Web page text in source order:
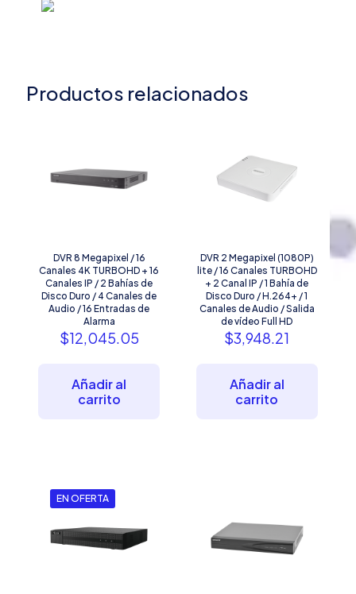
Productos relacionados
DVR 8 Megapixel / 16
Canales 4K TURBOHD + 16
Canales IP / 2 Bahías de
Disco Duro / 4 Canales de
Audio / 16 Entradas de
Alarma
$12,045.05
Añadir al
carrito
DVR 2 Megapixel (1080P)
lite / 16 Canales TURBOHD
+ 2 Canal IP / 1 Bahía de
Disco Duro / H.264+ / 1
Canales de Audio / Salida
de vídeo Full HD
$3,948.21
Añadir al
carrito
EN OFERTA